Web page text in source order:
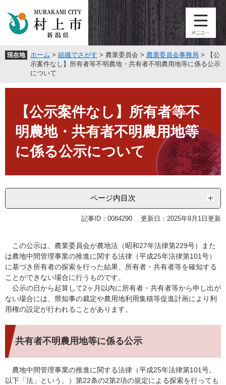
頭
。
飛
て
現在地 ホーム > 組織でさがす > 農業委員会 > 農業委員会事務局 >
【公
示案件なし】所有者等不明農地・共有者不明農用地等に係る公示
について
【公示案件なし】所有者等不
明農地・共有者不明農用地等
に係る公示について
ページ内目次
記事ID：0084290 更新日：2025年9月1日更新
この公示は、農業委員会が農地法（昭和27年法律第229号）また
は農地中間管理事業の推進に関する法律（平成25年法律第101号）
に基づき所有者の探索を行った結果、所有者・共有者等を確知する
ことができない場合に行うものです。
公示の日から起算して2ヶ月以内に所有者・共有者等から申し出が
ない場合には、県知事の裁定や農用地利用集積等促進計画により利
用権の設定が行われることがあります。
共有者不明農用地等に係る公示
農地中間管理事業の推進に関する法律（平成25年法律第101号。
以下「法」という。）第22条の2第2項の規定による探索を行っても